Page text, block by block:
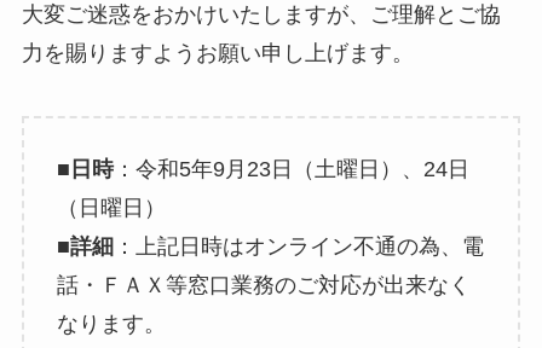
大変ご迷惑をおかけいたしますが、ご理解とご協
力を賜りますようお願い申し上げます。
■ 日時：令和5年9月23日（土曜日）、24日
（日曜日）
■詳細 ：上記日時はオンライン不通の為、電
話・ＦＡＸ等窓口業務のご対応が出来なく
なります。